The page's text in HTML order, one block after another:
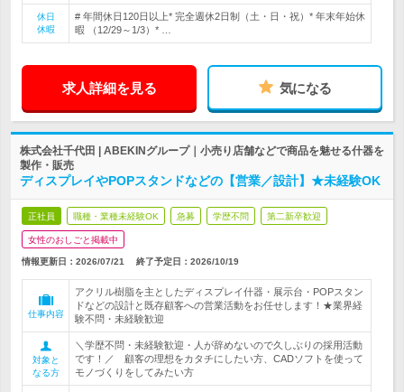
休日
休暇
# 年間休日120日以上* 完全週休2日制（土・日・祝）* 年末年始休
暇 （12/29～1/3）* …
求人詳細を見る 気になる
株式会社千代田 | ABEKINグループ｜小売り店舗などで商品を魅せる什器を
製作・販売
ディスプレイやPOPスタンドなどの【営業／設計】★未経験OK
正社員 職種・業種未経験OK 急募 学歴不問 第二新卒歓迎
女性のおしごと掲載中
情報更新日：2026/07/21 終了予定日： 2026/10/19
仕事内容
アクリル樹脂を主としたディスプレイ什器・展示台・POPスタン
ドなどの設計と既存顧客への営業活動をお任せします！★業界経
験不問・未経験歓迎
対象と
なる方
＼学歴不問・未経験歓迎・人が辞めないので久しぶりの採用活動
です！／ 顧客の理想をカタチにしたい方、CADソフトを使って
モノづくりをしてみたい方